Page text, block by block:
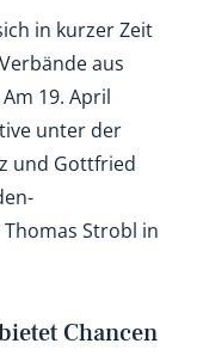
in kurzer Zeit
aus
19. April
unter der
und Gottfried
Strobl in
Chancen